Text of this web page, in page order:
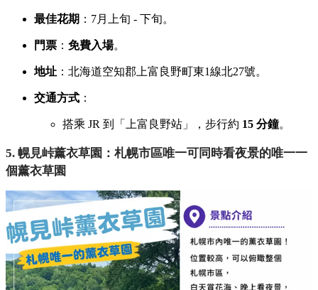
最佳花期 ：7月上旬 - 下旬。
門票 ： 免費入場。
地址 ：北海道空知郡上富良野町東1線北27號。
交通方式 ：
搭乘 JR 到「上富良野站」， 步行約 15 分鐘。
5. 幌見峠薰衣草園：札幌市區唯一可同時看夜景的唯一一
個薰衣草園